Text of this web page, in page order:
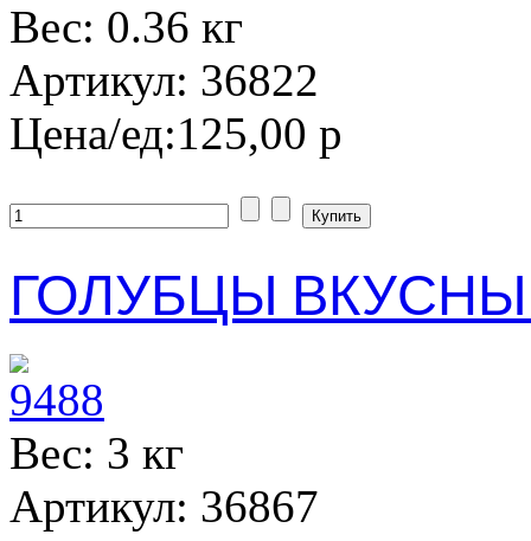
Вес: 0.36 кг
Артикул: 36822
Цена/ед:125,00 р
ГОЛУБЦЫ
Вес: 3 кг
Артикул: 36867